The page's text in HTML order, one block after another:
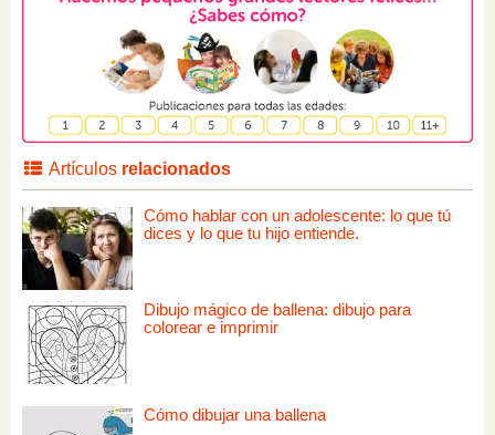
Artículos relacionados
Cómo hablar con un adolescente: lo que tú
dices y lo que tu hijo entiende.
Dibujo mágico de ballena: dibujo para
colorear e imprimir
Cómo dibujar una ballena